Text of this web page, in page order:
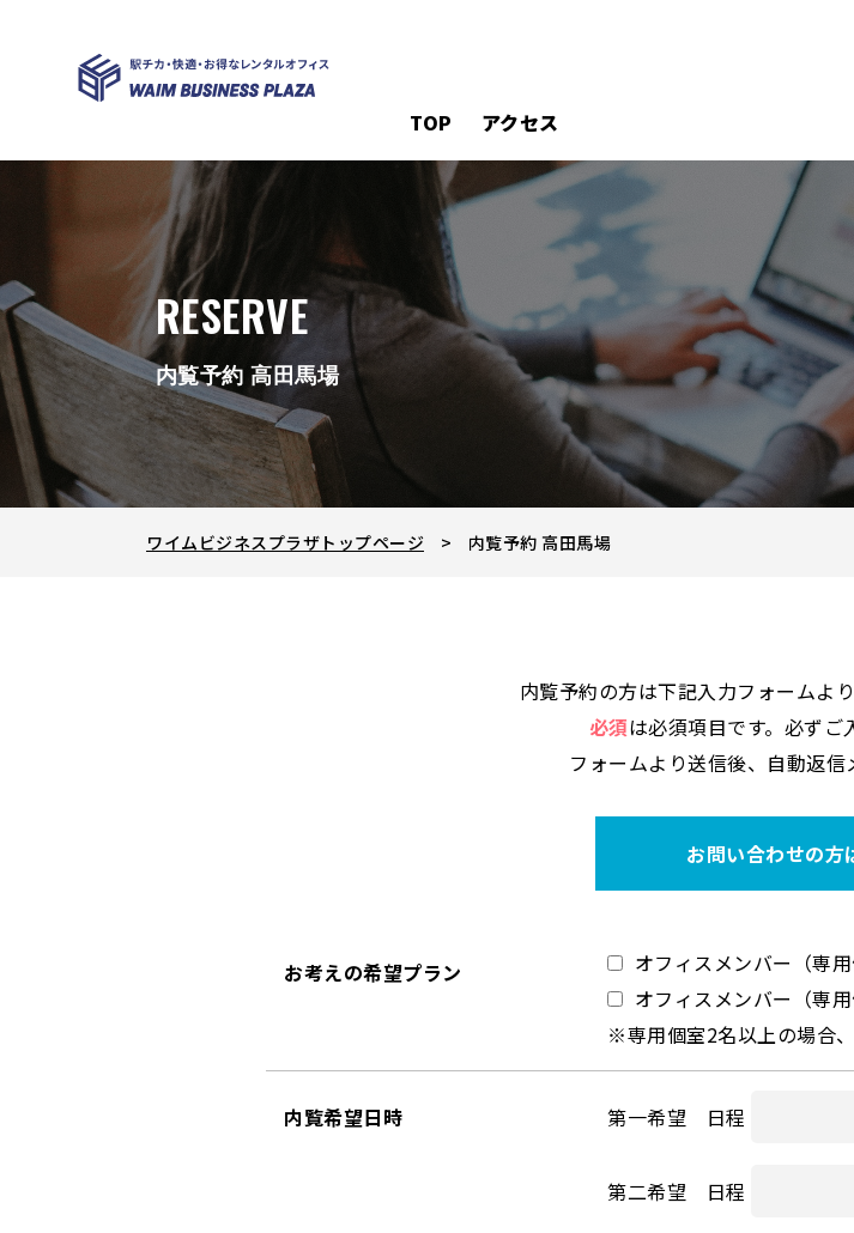
TOP アクセス
RESERVE
内覧予約 高田馬場
ワイムビジネスプラザトップページ 内覧予約 高田馬場
内覧予約の方は下記入力フォームよ
必須は必須項目です。必ずご
フォームより送信後、自動返信
お問い合わせの方
お考えの希望プラン
オフィスメンバー（専
オフィスメンバー（専
※専用個室2名以上の場合
内覧希望日時 第一希望 日程
第二希望 日程